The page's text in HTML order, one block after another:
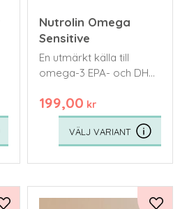
Nutrolin Omega
Sensitive
En utmärkt källa till
omega-3 EPA- och DHA-
viktiga för valpar och
kattungar, äldre husdjur
och husdjur som lider av
artros.
199,00 kr